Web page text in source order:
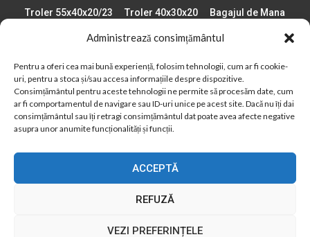
Administrează consimțământul
Pentru a oferi cea mai bună experiență, folosim tehnologii, cum ar fi cookie-
uri, pentru a stoca și/sau accesa informațiile despre dispozitive.
Consimțământul pentru aceste tehnologii ne permite să procesăm date, cum
ar fi comportamentul de navigare sau ID-uri unice pe acest site. Dacă nu îți dai
consimțământul sau îți retragi consimțământul dat poate avea afecte negative
asupra unor anumite funcționalități și funcții.
ACCEPTĂ
REFUZĂ
VEZI PREFERINȚELE
Troler 55x40x20/23
Troler 40x30x20
Bagajul de Mana
Paste 2026
Cele mai bune telefoane
Plaje din Europa
Concerte Romania 2025
Asigurare de calatorie
Când se schimba ora în 2026
Calendar Formula 1 sezon 2026
Boarding Pass
Despre AirlinesTravel.ro
Politică cookie-uri (UE)
Cookie Policy (AU)
Politică cookie-uri (ZA)
Politică cookie-uri (Canada)
Politică cookie-uri (BR)
2012 - 2025 © Toate drepturile rezervate